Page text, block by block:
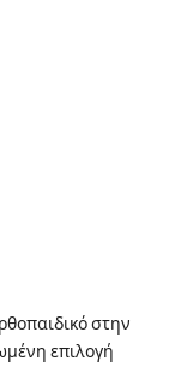
στην
επιλογή